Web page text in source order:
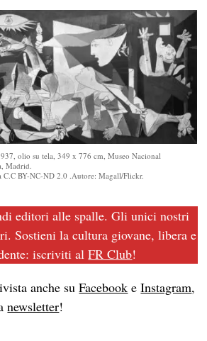
olio su tela, 349 x 776 cm, Museo Nacional
Madrid.
C.C BY-NC-ND 2.0 .Autore: Magall/Flickr.
editori alle spalle. Gli unici nostri
Sostieni la cultura giovane, libera e
iscriviti alFR Club!
anche suFacebook eInstagram,
newsletter!